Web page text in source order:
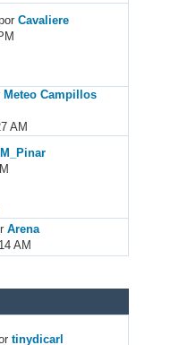
Cavaliere
Meteo Campillos
AM
M_Pinar
Arena
AM
tinydicarl